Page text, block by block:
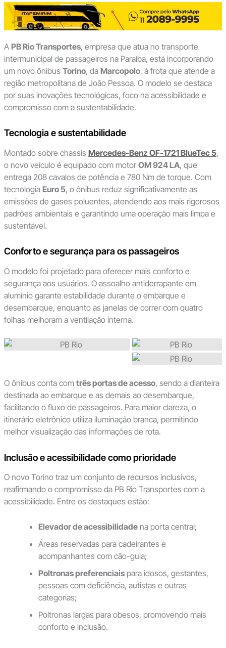
A PB Rio Transportes, empresa que atua no transporte
intermunicipal de passageiros na Paraíba, está incorporando
um novo ônibus Torino, da Marcopolo, à frota que atende a
região metropolitana de João Pessoa. O modelo se destaca
por suas inovações tecnológicas, foco na acessibilidade e
compromisso com a sustentabilidade.
Tecnologia e sustentabilidade
Montado sobre chassis Mercedes-Benz OF-1721 BlueTec 5,
o novo veículo é equipado com motor OM 924 LA, que
entrega 208 cavalos de potência e 780 Nm de torque. Com
tecnologia Euro 5, o ônibus reduz significativamente as
emissões de gases poluentes, atendendo aos mais rigorosos
padrões ambientais e garantindo uma operação mais limpa e
sustentável.
Conforto e segurança para os passageiros
O modelo foi projetado para oferecer mais conforto e
segurança aos usuários. O assoalho antiderrapante em
alumínio garante estabilidade durante o embarque e
desembarque, enquanto as janelas de correr com quatro
folhas melhoram a ventilação interna.
O ônibus conta com três portas de acesso, sendo a dianteira
destinada ao embarque e as demais ao desembarque,
facilitando o fluxo de passageiros. Para maior clareza, o
itinerário eletrônico utiliza iluminação branca, permitindo
melhor visualização das informações de rota.
Inclusão e acessibilidade como prioridade
O novo Torino traz um conjunto de recursos inclusivos,
reafirmando o compromisso da PB Rio Transportes com a
acessibilidade. Entre os destaques estão:
Elevador de acessibilidadena porta central;
Áreas reservadas para cadeirantes e
acompanhantes com cão-guia;
Poltronas preferenciaispara idosos, gestantes,
pessoas com deficiência, autistas e outras
categorias;
Poltronas largas para obesos, promovendo mais
conforto e inclusão.